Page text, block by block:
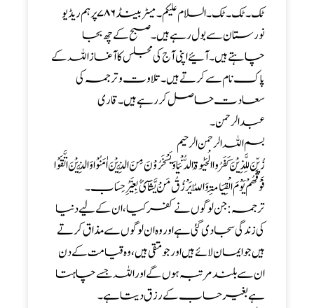
ٹک۔ٹک۔ٹک۔ السلام علیکم ۔ میٹربینڈ ۷۸۶پر ہم ریڈیو
نورستان سے بول رہے ہیں ۔ صبح کے چھ بجا
چاہتے ہیں ۔ آئیے اپنی آج کی مجلس کا آغاز اللہ کے
پاک نام سے کرتے ہیں ۔ تلاوت و ترجمہ کی
سعادت حاصل کررہے ہیں ۔قاری
عبدالرحمن۔
بسم اللہ الرحمن الرحیم
زُیِّنَ لِلَّذِیْنَ کَفَرُوا الْحَیٰوۃُ الدُّنْیَا وَیَسْخَرُوْنَ مِنَ الَّذِیْنَ اٰمَنُوْا وَالَّذِیْنَ اتَّقَوْا
فَوْقَھُمْ یَوْمَ الْقِیَامَۃ ِوَاللّٰہُ یَرْزُقُ مَنْ یَّشَآئُ بِغَیْرِحِسَاب۔
ترجمہ :جن لوگوں نے کفرکیا ، ان کے لیے دنیا
کی زندگی سجا دی گئی ہے اوروہ ان لوگوں سے مذاق کرتے
ہیں جوایمان لائے ہیں اورجو متقی ہیں ، وہ قیامت کے دن
ان سے بلند مرتبہ ہوں گے اور اللہ جسے چاہتا
ہے بغیر حساب کے رزق دیتا ہے ۔